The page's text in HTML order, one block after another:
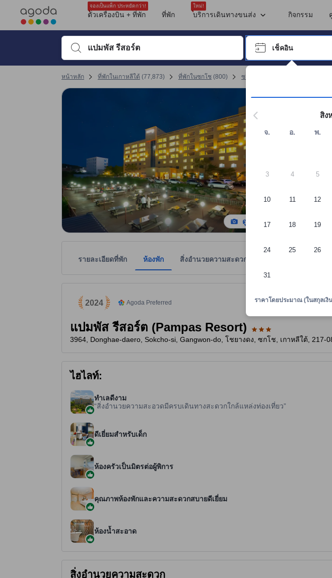
จองเป็นแพ็ก ประหยัดกว่า!
ตั๋วเครื่องบิน + ที่พัก ที่พัก
ใหม่!
บริการเดินทางขนส่ง กิจกรรม
พิมพ์ชื่อที่พักหรือคำที่ต้องการค้นหา จากนั้นใช้ปุ่มลูกศรหรือปุ่ม Tab เพื่อเลื่อนหาคำที่ต้องการ แล้ว
เช็คอิน
กด Enter เพื่อเลือกวันที่ ใช้ปุ่ม
สิง
จ. อ. พ.
3 4 5
10 11 12
17 18 19
24 25 26
31
ราคาโดยประมาณ (ในสกุลเ
หน้าหลัก ที่พักในเกาหลีใต้ (77,873) ที่พักในซกโช (800) ซกโช รีสอร์ต
ดูรูปทั้งหมด
รายละเอียดที่พัก ห้องพัก สิ่งอำนวยความสะดวก
2024 Agoda Preferred
แปมพัส รีสอร์ต (Pampas Resort)
3964, Donghae-daero, Sokcho-si, Gangwon-do, โชยางดง, ซกโช, เกาหลีใต้, 217-
ไฮไลท์:
ทำเลดีงาม
สิ่งอำนวยความสะอวดมีครบเดินทางสะดวกใกล้แหล่งท่องเที่ยว
ดีเยี่ยมสำหรับเด็ก
ห้องครัวเป็นมิตรต่อผู้พิการ
คุณภาพห้องพักและความสะดวกสบายดีเยี่ยม
ห้องน้ำสะอาด
สิ่งอำนวยความสะดวก
รีวิวทั้งหมดของอโกด้ามาจากผู้เข้าพักจริง ซึ่งเขียนหลังจากการเดินทางไปเข้าพัก ดังนั้น คะแนนรีวิวและควา
คะแนนรีวิวที่ได้รับล่าสุด
คะแนนรีวิว 10 ครั้งล่าสุดของที่พัก
10 6.8 8.4 8.0 10 8.4
ทำเลที่ตั้ง 9.1 เต็ม 10 คะแนน ถือว่าได้คะแนนสูงในซกโช
คุ้มค่ากับเงินที่จ่าย 8.7 เต็ม 10 คะแนน ถือว่าได้คะแนนสูงในซกโช
ความสะอาด 8.4 เต็ม 10 คะแนน ถือว่าได้คะแนนสูงในซกโช
การให้บริการของพนักงาน 8.4 เต็ม 10 คะแนน ถือว่าได้คะแนนสูงในซกโช
สิ่งอำนวยความสะดวก 7.7 เต็ม 10 คะแนน ถือว่าได้คะแนนสูงในซกโช
ความสะดวกสบายและคุณภาพของห้องพัก 7.7 เต็ม 10 คะแนน ถือว่าได้คะแนนสูงในซกโช
Mentioned in 139 reviews
Mentioned in 122 reviews
Mentioned in 109 reviews
Mentioned in 85 reviews
Mentioned in 62 reviews
Mentioned in 50 reviews
Mentioned in 44 reviews
Mentioned in 37 reviews
Mentioned in 35 reviews